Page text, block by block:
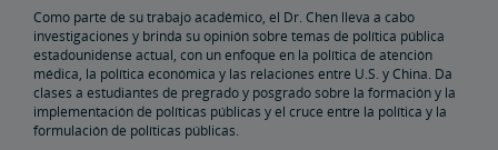
El Departamento de Policía de Amtrak
FOIA
Como parte de su trabajo académico, el Dr. Chen lleva a cabo
investigaciones y brinda su opinión sobre temas de política pública
estadounidense actual, con un enfoque en la política de atención
médica, la política económica y las relaciones entre U.S. y China. Da
clases a estudiantes de pregrado y posgrado sobre la formación y la
implementación de políticas públicas y el cruce entre la política y la
formulación de políticas públicas.